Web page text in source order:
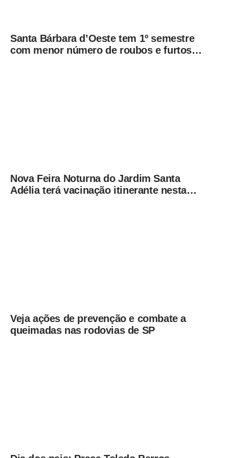
Santa Bárbara d’Oeste tem 1º semestre
com menor número de roubos e furtos
Nova Feira Noturna do Jardim Santa
Adélia terá vacinação itinerante nesta
Veja ações de prevenção e combate a
queimadas nas rodovias de SP